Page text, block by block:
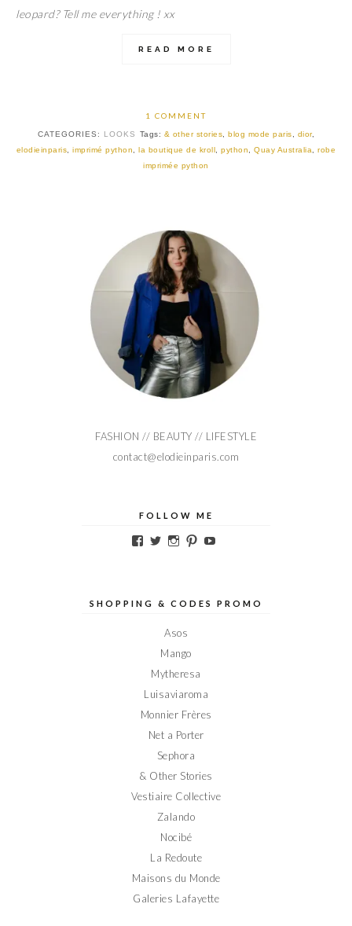
leopard? Tell me everything ! xx
READ MORE
1 COMMENT
CATEGORIES: LOOKS Tags: & other stories, blog mode paris, dior,
elodieinparis,imprimé python, la boutique de kroll ,python,Quay Australia,robe
imprimée python
FASHION // BEAUTY // LIFESTYLE
contact@elodieinparis.com
FOLLOW ME
Voir
sur
Voir
sur
Voir
sur
Voir
sur sur
SHOPPING & CODES PROMO
Asos
Mango
Mytheresa
Luisaviaroma
Monnier Frères
Net a Porter
Sephora
& Other Stories
Vestiaire Collective
Zalando
Nocibé
La Redoute
Maisons du Monde
Galeries Lafayette